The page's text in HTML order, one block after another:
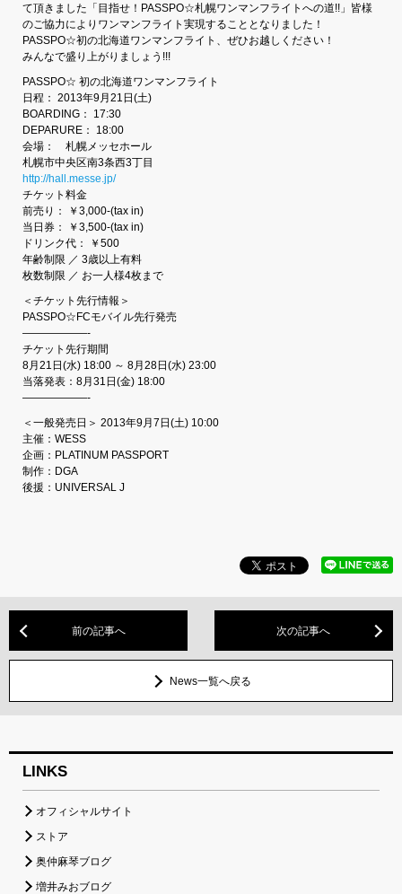
て頂きました「目指せ！PASSPO☆札幌ワンマンフライトへの道!!」皆様
のご協力によりワンマンフライト実現することとなりました！
PASSPO☆初の北海道ワンマンフライト、ぜひお越しください！
みんなで盛り上がりましょう!!!
PASSPO☆ 初の北海道ワンマンフライト
日程： 2013年9月21日(土)
BOARDING： 17:30
DEPARURE： 18:00
会場： 札幌メッセホール
札幌市中央区南3条西3丁目
http://hall.messe.jp/
チケット料金
前売り： ￥3,000-(tax in)
当日券： ￥3,500-(tax in)
ドリンク代： ￥500
年齢制限 ／ 3歳以上有料
枚数制限 ／ お一人様4枚まで
＜チケット先行情報＞
PASSPO☆FCモバイル先行発売
——————-
チケット先行期間
8月21日(水) 18:00 ～ 8月28日(水) 23:00
当落発表：8月31日(金) 18:00
——————-
＜一般発売日＞ 2013年9月7日(土) 10:00
主催：WESS
企画：PLATINUM PASSPORT
制作：DGA
後援：UNIVERSAL J
前の記事へ 次の記事へ
News一覧へ戻る
LINKS
オフィシャルサイト
ストア
奥仲麻琴ブログ
増井みおブログ